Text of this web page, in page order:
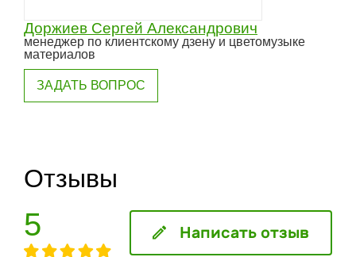
Доржиев Сергей Александрович
менеджер по клиентскому дзену и цветомузыке
материалов
ЗАДАТЬ ВОПРОС
Отзывы
5 Написать отзыв